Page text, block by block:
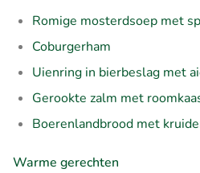
Romige mosterdsoep met
Coburgerham
Uienring in bierbeslag met
Gerookte zalm met
Boerenlandbrood met
Warme gerechten